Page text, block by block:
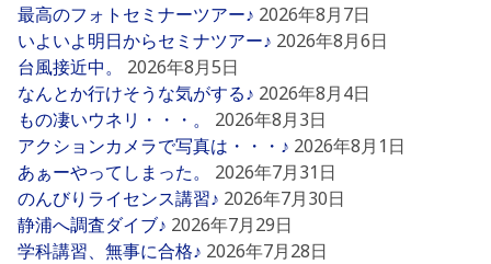
最高のフォトセミナーツアー♪ 2026年8月7日
いよいよ明日からセミナツアー♪ 2026年8月6日
台風接近中。
2026年8月5日
なんとか行けそうな気がする♪ 2026年8月4日
もの凄いウネリ・・・。
2026年8月3日
アクションカメラで写真は・・・♪ 2026年8月1日
あぁーやってしまった。
2026年7月31日
のんびりライセンス講習♪ 2026年7月30日
静浦へ調査ダイブ♪ 2026年7月29日
学科講習、無事に合格♪ 2026年7月28日